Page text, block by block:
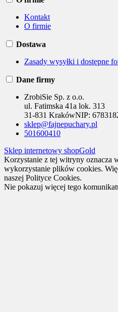
Kontakt
O firmie
Dostawa
Zasady wysyłki i dostępne
Dane firmy
ZrobiSie Sp. z o.o.
ul. Fatimska 41a lok. 313
31-831 KrakówNIP:
sklep@fajnepuchary.pl
501600410
Sklep internetowy shopGold
Korzystanie z tej witryny oznacza
wykorzystanie plików cookies.
naszej Polityce Cookies.
Nie pokazuj więcej tego